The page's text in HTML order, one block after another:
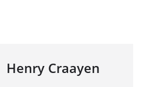
Henry Craayen